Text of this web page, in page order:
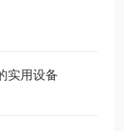
实用设备